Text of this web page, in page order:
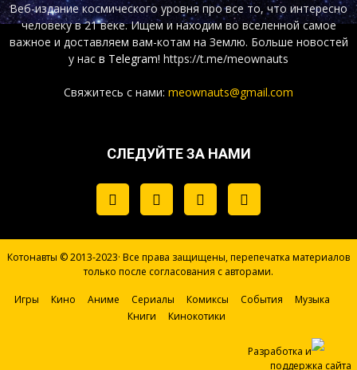
Веб-издание космического уровня про все то, что интересно
человеку в 21 веке. Ищем и находим во вселенной самое
важное и доставляем вам-котам на Землю. Больше новостей
у нас в Telegram! https://t.me/meownauts
Свяжитесь с нами: meownauts@gmail.com
СЛЕДУЙТЕ ЗА НАМИ
Котонавты © 2013-2023· Все права защищены, перепечатка материалов
только после согласования с авторами.
Игры Кино Аниме Сериалы Комиксы События
Музыка
Книги
Кинокотики
Разработка и
поддержка сайта